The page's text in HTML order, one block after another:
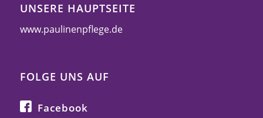
UNSERE HAUPTSEITE
www.paulinenpflege.de
FOLGE UNS AUF
Facebook